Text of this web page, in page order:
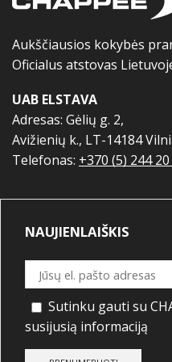
Aukščiausios kokybės
Oficialus atstovas
UAB ELSTAVA
Adresas: Gėlių g. 2,
Avižienių k., LT-14184
Telefonas: +370 (5) 244
NAUJIENLAIŠKIS
Sutinku gauti su
susijusią informaciją